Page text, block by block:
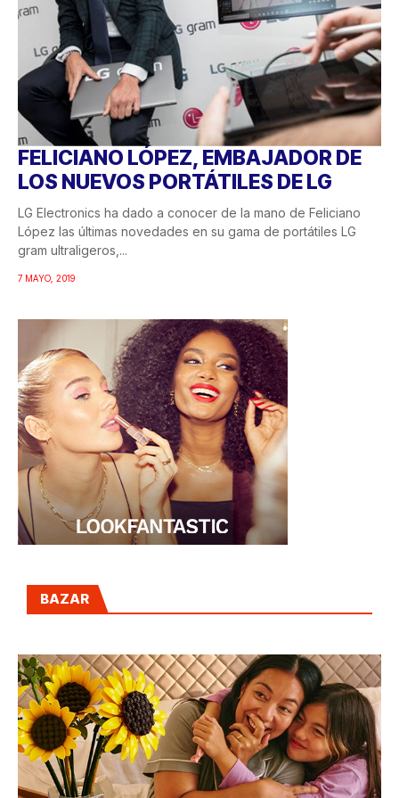
FELICIANO LÓPEZ, EMBAJADOR DE
LOS NUEVOS PORTÁTILES DE LG
LG Electronics ha dado a conocer de la mano de Feliciano
López las últimas novedades en su gama de portátiles LG
gram ultraligeros,...
7 MAYO, 2019
BAZAR